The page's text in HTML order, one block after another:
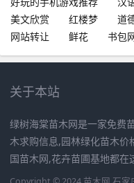
美文欣赏
红楼梦 道
网站转让
鲜花 书包
关于本站
绿树海棠苗木网是一家免费
木求购信息,园林绿化苗木价
国苗木网,花卉苗圃基地都在